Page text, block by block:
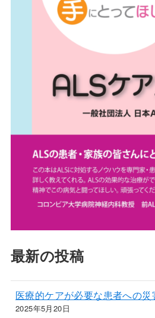
最新の投稿
医療的ケアが必要な患者への
2025年5月20日